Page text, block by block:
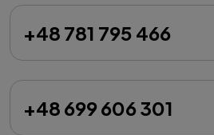
+48 781 795 466
+48 699 606 301